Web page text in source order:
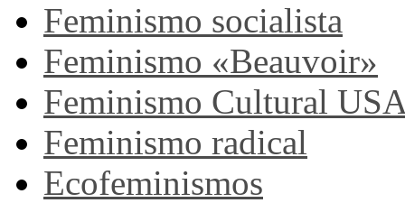
Feminismo socialista
Feminismo «Beauvoir»
Feminismo Cultural
Feminismo radical
Ecofeminismos